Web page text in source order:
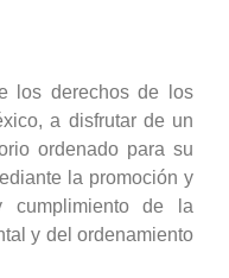
los derechos de los
a disfrutar de un
ordenado para su
la promoción y
de la
y del ordenamiento